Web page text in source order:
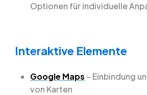
Optionen für individuelle
Interaktive Elemente
Google Maps – Einbindung
von Karten